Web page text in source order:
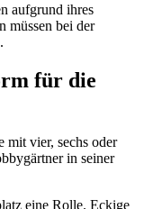
aufgrund ihres
müssen bei der
für die
mit vier, sechs oder
in seiner
eine Rolle. Eckige